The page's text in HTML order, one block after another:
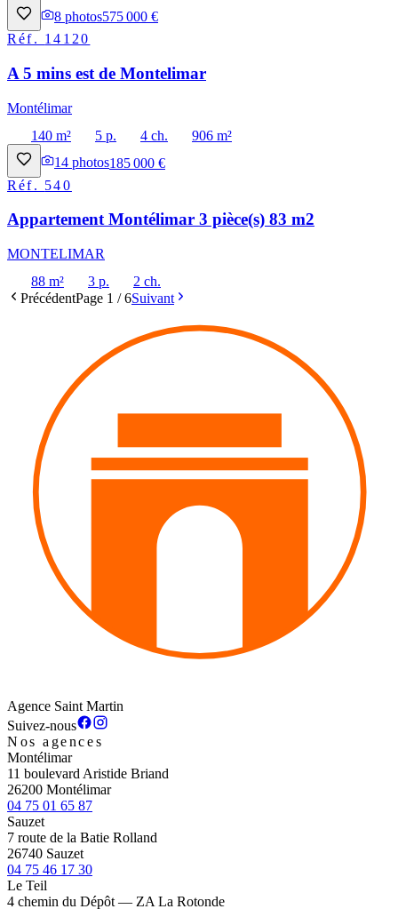
8 photos575 000 €
Réf. 14120
A 5 mins est de Montelimar
Montélimar
140 m²
5 p. 4 ch.
906 m²
14 photos185 000 €
Réf. 540
Appartement Montélimar 3 pièce(s) 83 m2
MONTELIMAR
88 m²
3 p.
2 ch.
PrécédentPage 1 /6Suivant
Agence Saint Martin
Suivez-nous
Nos agences
Montélimar
11 boulevard Aristide Briand
26200 Montélimar
04 75 01 65 87
Sauzet
7 route de la Batie Rolland
26740 Sauzet
04 75 46 17 30
Le Teil
4 chemin du Dépôt — ZA La Rotonde